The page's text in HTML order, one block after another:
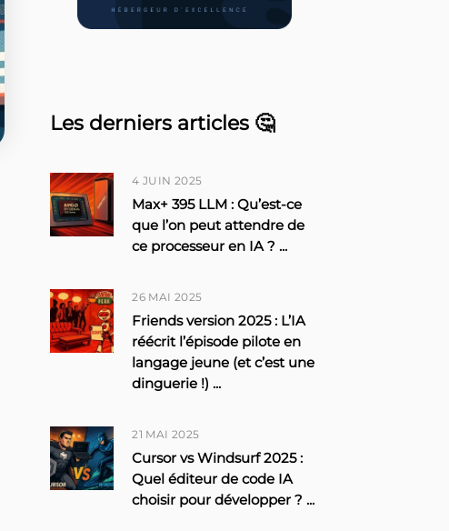
Les derniers articles 🤔
4 JUIN 2025
Max+ 395 LLM : Qu’est-ce
que l’on peut attendre de
ce processeur en IA ? ...
26 MAI 2025
Friends version 2025 : L’IA
réécrit l’épisode pilote en
langage jeune (et c’est une
dinguerie !) ...
21 MAI 2025
Cursor vs Windsurf 2025 :
Quel éditeur de code IA
choisir pour développer ? ...